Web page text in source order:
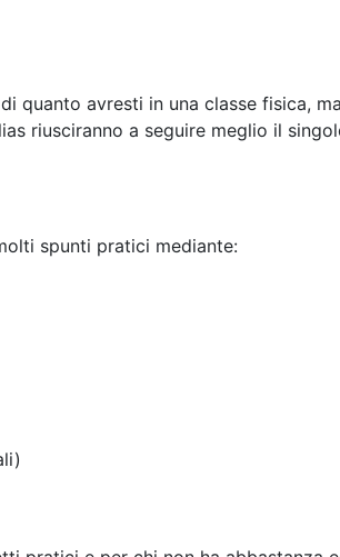
avresti in una classe fisica,
riusciranno a seguire meglio il
spunti pratici mediante: